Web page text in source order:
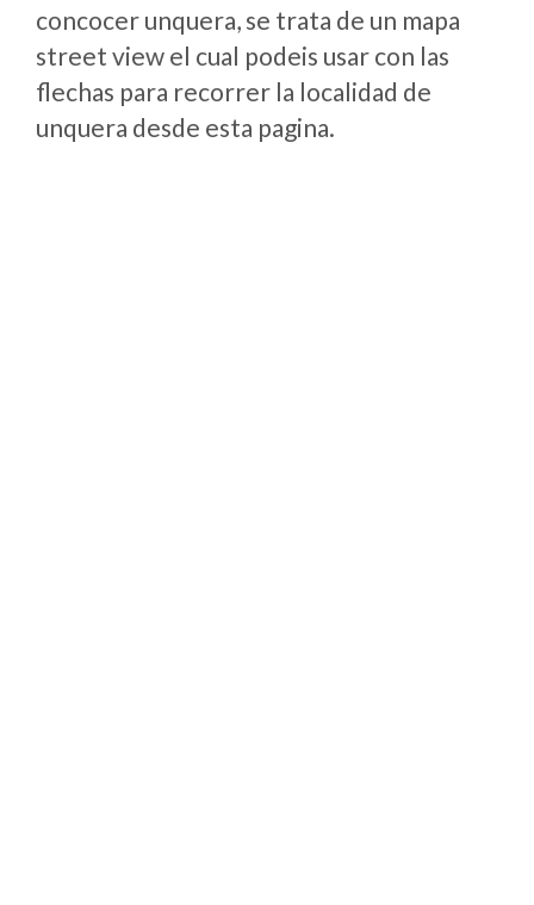
concocer unquera, se trata de un mapa
street view el cual podeis usar con las
flechas para recorrer la localidad de
unquera desde esta pagina.